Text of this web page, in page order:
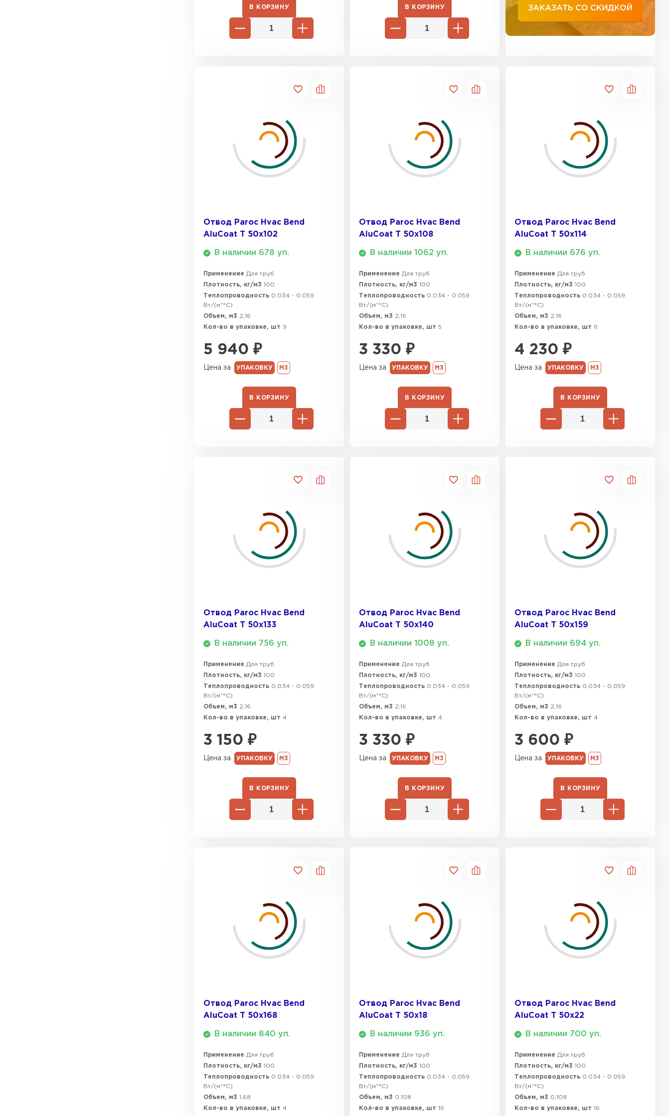
В КОРЗИНУ В КОРЗИНУ
Отвод Paroc Hvac Bend
AluCoat T 50х102
В наличии 678 уп.
Применение Для труб
Плотность, кг/м3 100
Теплопроводность 0.034 - 0.059
Вт/(м*°C)
Объем, м3 2,16
Кол-во в упаковке, шт 9
5 940 ₽
Цена за УПАКОВКУ М3
В КОРЗИНУ
Отвод Paroc Hvac Bend
AluCoat T 50х108
В наличии 1062 уп.
Применение Для труб
Плотность, кг/м3 100
Теплопроводность 0.034 - 0.059
Вт/(м*°C)
Объем, м3 2,16
Кол-во в упаковке, шт 5
3 330 ₽
Цена за УПАКОВКУ М3
В КОРЗИНУ
Отвод Paroc Hvac Bend
AluCoat T 50х114
В наличии 676 уп.
Применение Для труб
Плотность, кг/м3 100
Теплопроводность 0.034 - 0.059
Вт/(м*°C)
Объем, м3 2,16
Кол-во в упаковке, шт 6
4 230 ₽
Цена за УПАКОВКУ М3
В КОРЗИНУ
Отвод Paroc Hvac Bend
AluCoat T 50х133
В наличии 756 уп.
Применение Для труб
Плотность, кг/м3 100
Теплопроводность 0.034 - 0.059
Вт/(м*°C)
Объем, м3 2,16
Кол-во в упаковке, шт 4
3 150 ₽
Цена за УПАКОВКУ М3
В КОРЗИНУ
Отвод Paroc Hvac Bend
AluCoat T 50х140
В наличии 1008 уп.
Применение Для труб
Плотность, кг/м3 100
Теплопроводность 0.034 - 0.059
Вт/(м*°C)
Объем, м3 2,16
Кол-во в упаковке, шт 4
3 330 ₽
Цена за УПАКОВКУ М3
В КОРЗИНУ
Отвод Paroc Hvac Bend
AluCoat T 50х159
В наличии 694 уп.
Применение Для труб
Плотность, кг/м3 100
Теплопроводность 0.034 - 0.059
Вт/(м*°C)
Объем, м3 2,16
Кол-во в упаковке, шт 4
3 600 ₽
Цена за УПАКОВКУ М3
В КОРЗИНУ
Отвод Paroc Hvac Bend
AluCoat T 50х168
В наличии 840 уп.
Применение Для труб
Плотность, кг/м3 100
Теплопроводность 0.034 - 0.059
Вт/(м*°C)
Объем, м3 1,68
Кол-во в упаковке, шт 4
Отвод Paroc Hvac Bend
AluCoat T 50х18
В наличии 936 уп.
Применение Для труб
Плотность, кг/м3 100
Теплопроводность 0.034 - 0.059
Вт/(м*°C)
Объем, м3 0,108
Кол-во в упаковке, шт 16
Отвод Paroc Hvac Bend
AluCoat T 50х22
В наличии 700 уп.
Применение Для труб
Плотность, кг/м3 100
Теплопроводность 0.034 - 0.059
Вт/(м*°C)
Объем, м3 0,108
Кол-во в упаковке, шт 16
ПЕРЕЙТИ
ПЕРЕЙТИ
Утеплитель Rockwool
Утеплитель Ursa
ПЕРЕЙТИ
Сэндвич-панели
ПЕРЕЙТИ